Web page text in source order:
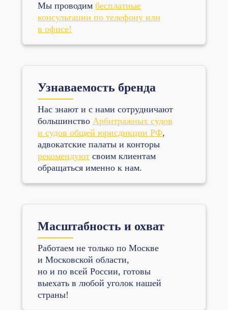
Мы проводим бесплатные
консультации по телефону или
в офисе!
Узнаваемость бренда
Нас знают и с нами сотрудничают
большинство Арбитражных судов
и судов общей юрисдикции РФ,
адвокатские палаты и конторы
рекомендуют своим клиентам
обращаться именно к нам.
Масштабность и охват
Работаем не только по Москве
и Московской области,
но и по всей России, готовы
выехать в любой уголок нашей
страны!